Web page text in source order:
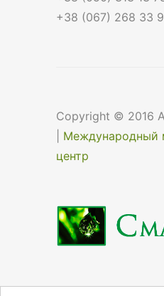
+38 (067) 268 33
Copyright © 2016
Международный
центр